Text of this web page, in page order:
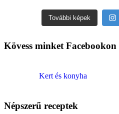
További képek
Kövess minket Facebookon
Kert és konyha
Népszerű receptek